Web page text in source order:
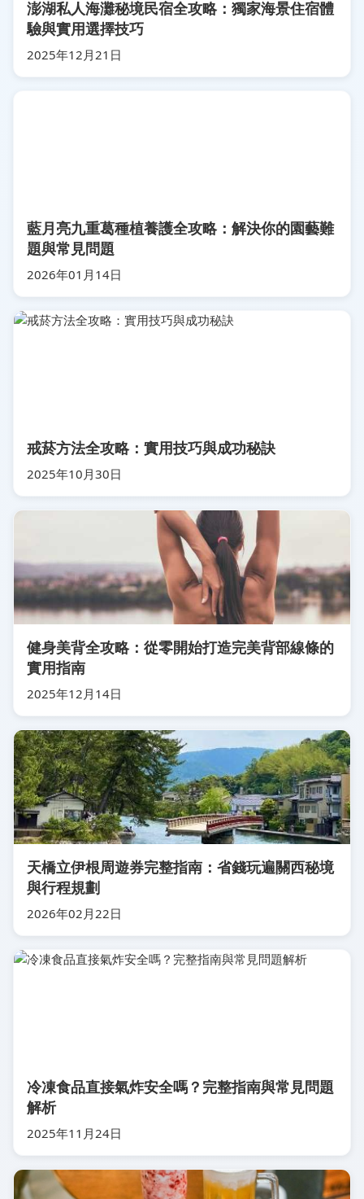
澎湖私人海灘秘境民宿全攻略：獨家海景住宿體
驗與實用選擇技巧
2025年12月21日
藍月亮九重葛種植養護全攻略：解決你的園藝難
題與常見問題
2026年01月14日
戒菸方法全攻略：實用技巧與成功秘訣
2025年10月30日
健身美背全攻略：從零開始打造完美背部線條的
實用指南
2025年12月14日
天橋立伊根周遊券完整指南：省錢玩遍關西秘境
與行程規劃
2026年02月22日
冷凍食品直接氣炸安全嗎？完整指南與常見問題
解析
2025年11月24日